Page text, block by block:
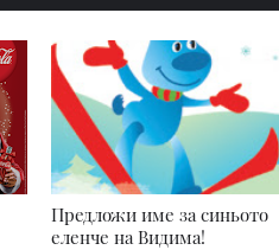
Предложи име за синьото
еленче на Видима!